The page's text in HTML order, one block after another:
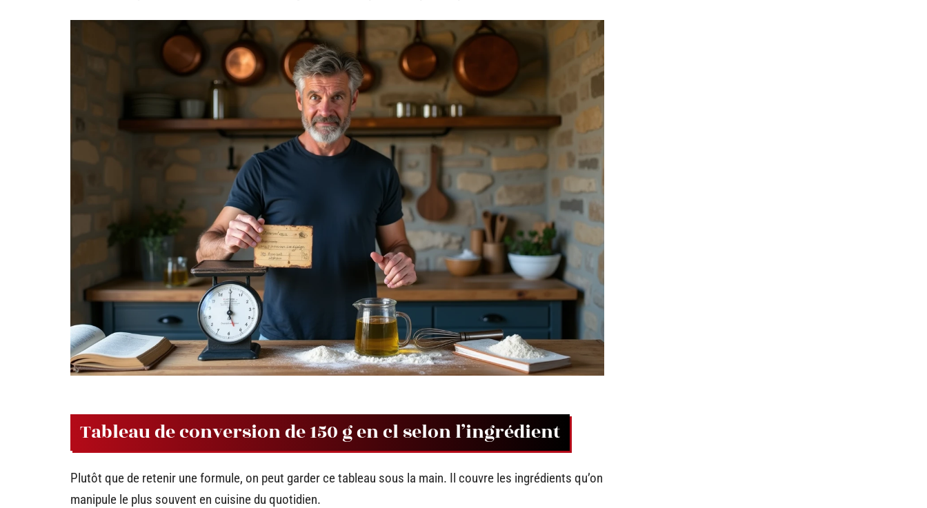
Tableau de conversion de 150 g en cl selon l’ingrédient
Plutôt que de retenir une formule, on peut garder ce tableau sous la main. Il couvre les ingrédients qu’on
manipule le plus souvent en cuisine du quotidien.